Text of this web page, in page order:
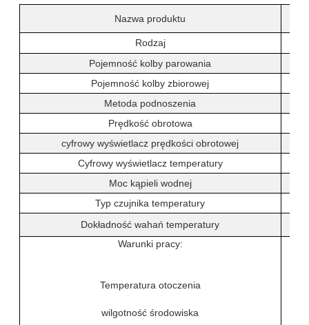
Nazwa produktu
Rodzaj
Pojemność kolby parowania
Pojemność kolby zbiorowej
Metoda podnoszenia
Prędkość obrotowa
cyfrowy wyświetlacz prędkości obrotowej
Cyfrowy wyświetlacz temperatury
Moc kąpieli wodnej
Typ czujnika temperatury
Dokładność wahań temperatury
Warunki pracy:
Temperatura otoczenia
wilgotność środowiska